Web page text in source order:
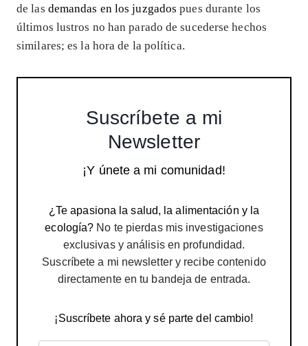
de las demandas en los juzgados pues durante los
últimos lustros no han parado de sucederse hechos
similares; es la hora de la política.
Suscríbete a mi
Newsletter
¡Y únete a mi comunidad!
¿Te apasiona la salud, la alimentación y la
ecología? No te pierdas mis investigaciones
exclusivas y análisis en profundidad.
Suscríbete a mi newsletter y recibe contenido
directamente en tu bandeja de entrada.
¡Suscríbete ahora y sé parte del cambio!